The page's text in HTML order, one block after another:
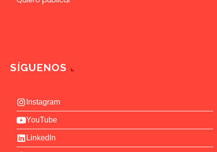
SÍGUENOS
Instagram
YouTube
LinkedIn